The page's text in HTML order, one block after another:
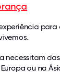
ou na